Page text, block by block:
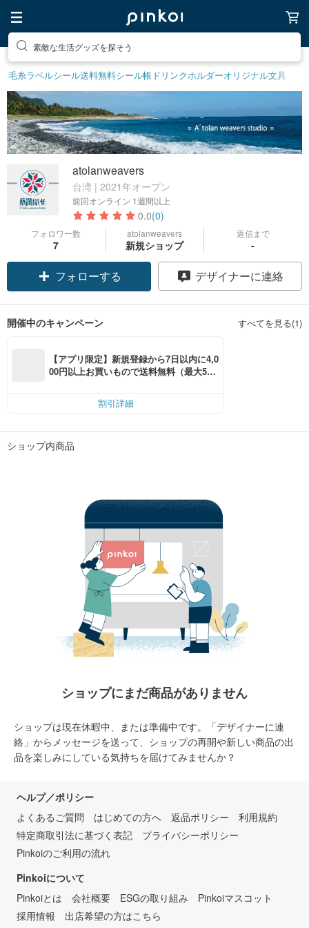
素敵な生活グッズを探そう
毛糸ラベルシール送料無料シール帳 ドリンクホルダーオリジナル文具
atolanweavers
台湾 | 2021年オープン
前回オンライン 1週間以上
0.0(0)
フォロワー数
7
atolanweavers
新規ショップ
返信まで
-
フォローする デザイナーに連絡
開催中のキャンペーン すべてを見る(1)
【アプリ限定】新規登録から7日以内に4,0
00円以上お買いもので送料無料（最大500
割引詳細
ショップ内商品
ショップにまだ商品がありません
ショップは現在休暇中、または準備中です。「デザイナーに連
絡」からメッセージを送って、ショップの再開や新しい商品の出
品を楽しみにしている気持ちを届けてみませんか？
ヘルプ／ポリシー
よくあるご質問
はじめての方へ 返品ポリシー
利用規約
特定商取引法に基づく表記
プライバシーポリシー
Pinkoiのご利用の流れ
Pinkoiについて
Pinkoiとは
会社概要 ESGの取り組み
Pinkoiマスコット
採用情報
出店希望の方はこちら